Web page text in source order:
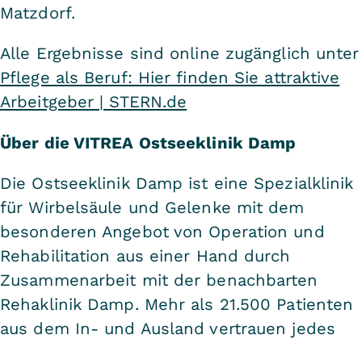
Matzdorf.
Alle Ergebnisse sind online zugänglich unter
Pflege als Beruf: Hier finden Sie attraktive
Arbeitgeber | STERN.de
Über die VITREA Ostseeklinik Damp
Die Ostseeklinik Damp ist eine Spezialklinik
für Wirbelsäule und Gelenke mit dem
besonderen Angebot von Operation und
Rehabilitation aus einer Hand durch
Zusammenarbeit mit der benachbarten
Rehaklinik Damp. Mehr als 21.500 Patienten
aus dem In- und Ausland vertrauen jedes